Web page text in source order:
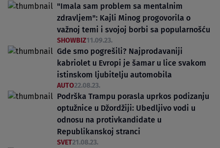
"Imala sam problem sa mentalnim
zdravljem": Kajli Minog progovorila o
važnoj temi i svojoj borbi sa popularnošću
SHOWBIZ11.09.23.
Gde smo pogrešili? Najprodavaniji
kabriolet u Evropi je šamar u lice svakom
istinskom ljubitelju automobila
AUTO22.08.23.
Podrška Trampu porasla uprkos podizanju
optužnice u Džordžiji: Ubedljivo vodi u
odnosu na protivkandidate u
Republikanskoj stranci
SVET21.08.23.